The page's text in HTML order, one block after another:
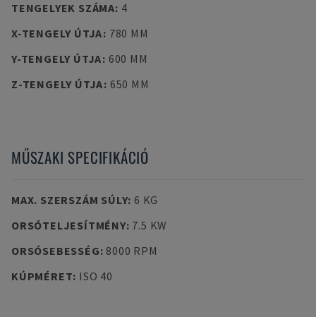
TENGELYEK SZÁMA: 4
X-TENGELY ÚTJA: 780 MM
Y-TENGELY ÚTJA: 600 MM
Z-TENGELY ÚTJA: 650 MM
MŰSZAKI SPECIFIKÁCIÓ
MAX. SZERSZÁM SÚLY: 6 KG
ORSÓTELJESÍTMÉNY: 7.5 KW
ORSÓSEBESSÉG: 8000 RPM
KÚPMÉRET: ISO 40